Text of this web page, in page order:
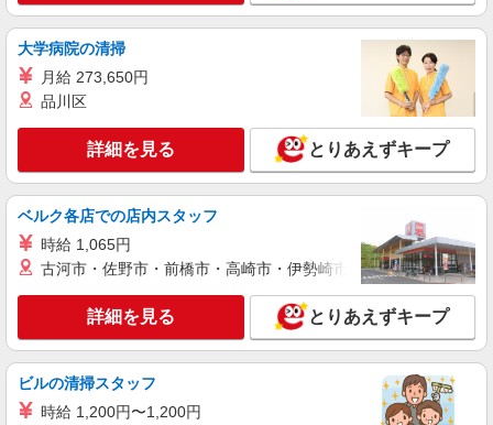
キープ 詳細を見る
正社員
株式会社ラヴォックス
【月給制】 月給：277,400円〜739,800円 ※固
定残業手当は月、45時間0分、97,600円〜260,200
円を支給 超過した時間外労働の残業時間代は追加
支給
兵庫県神戸市中央区磯辺通三丁目1番7号 コ
ンコルディア神戸 12階 【変更の範囲：会社の定
キープ 詳細を見る
株式会社クラスター 大阪オフィス
営業
時給2000円×実働7.5時間＝15000円+通勤交通
費
大学病院の清掃
月給 273,650円
品川区
詳細を見る とりあえずキープ
ベルク各店での店内スタッフ
時給 1,065円
古河市・佐野市・前橋市・高崎市・伊勢崎市・太田市・館林市
詳細を見る とりあえずキープ
ビルの清掃スタッフ
時給 1,200円〜1,200円